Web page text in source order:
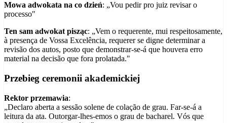
Mowa adwokata na co dzień: „Vou pedir pro juiz revisar o
processo"
Ten sam adwokat pisząc: „Vem o requerente, mui respeitosamente,
à presença de Vossa Excelência, requerer se digne determinar a
revisão dos autos, posto que demonstrar-se-á que houvera erro
material na decisão que fora prolatada."
Przebieg ceremonii akademickiej
Rektor przemawia:
„Declaro aberta a sessão solene de colação de grau. Far-se-á a
leitura da ata. Outorgar-lhes-emos o grau de bacharel. Vós que